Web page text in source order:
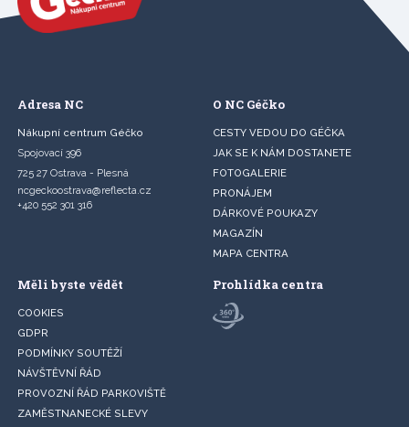
Adresa NC
Nákupní centrum Géčko
Spojovací 396
725 27 Ostrava - Plesná
ncgeckoostrava@reflecta.cz
+420 552 301 316
O NC Géčko
CESTY VEDOU DO GÉČKA
JAK SE K NÁM DOSTANETE
FOTOGALERIE
PRONÁJEM
DÁRKOVÉ POUKAZY
MAGAZÍN
MAPA CENTRA
Měli byste vědět
COOKIES
GDPR
PODMÍNKY SOUTĚŽÍ
NÁVŠTĚVNÍ ŘÁD
PROVOZNÍ ŘÁD PARKOVIŠTĚ
ZAMĚSTNANECKÉ SLEVY
Prohlídka centra